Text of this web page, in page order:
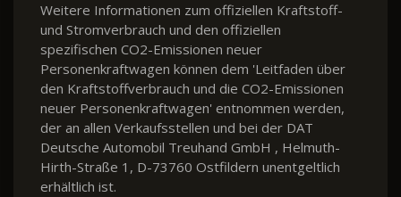
Weitere Informationen zum offiziellen Kraftstoff-
und Stromverbrauch und den offiziellen
spezifischen CO2-Emissionen neuer
Personenkraftwagen können dem 'Leitfaden über
den Kraftstoffverbrauch und die CO2-Emissionen
neuer Personenkraftwagen' entnommen werden,
der an allen Verkaufsstellen und bei der DAT
Deutsche Automobil Treuhand GmbH , Helmuth-
Hirth-Straße 1, D-73760 Ostfildern unentgeltlich
erhältlich ist.